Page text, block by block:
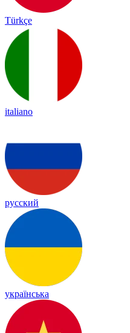
Türkçe
italiano
русский
українська